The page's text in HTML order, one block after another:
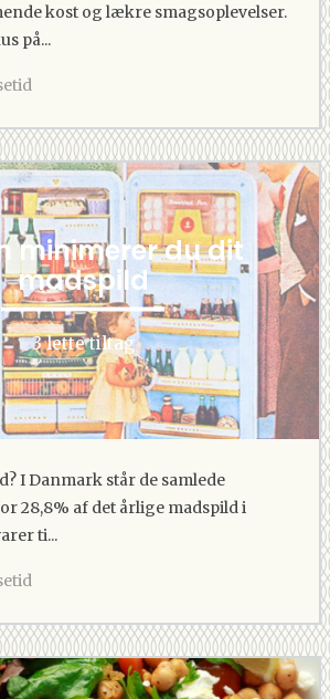
kost og lækre smagsoplevelser.
på...
minimerer du dit
madspild
3 lette tiltag
I Danmark står de samlede
28,8% af det årlige madspild i
ti...